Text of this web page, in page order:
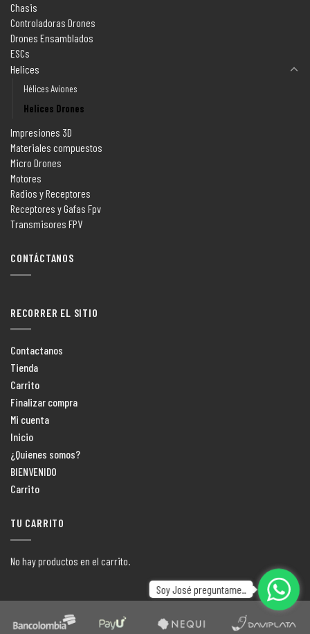
Chasis
Controladoras Drones
Drones Ensamblados
ESCs
Helices
Hélices Aviones
Helices Drones
Impresiones 3D
Materiales compuestos
Micro Drones
Motores
Radios y Receptores
Receptores y Gafas Fpv
Transmisores FPV
CONTÁCTANOS
RECORRER EL SITIO
Contactanos
Tienda
Carrito
Finalizar compra
Mi cuenta
Inicio
¿Quienes somos?
BIENVENIDO
Carrito
TU CARRITO
No hay productos en el carrito.
Soy José preguntame..